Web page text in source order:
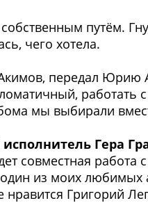
путём.
чего хотела.
передал
мы выбирали
Гера
совместная
из моих любимых
Григорий